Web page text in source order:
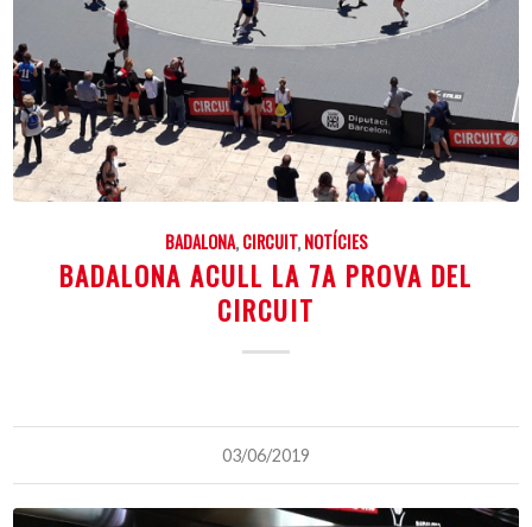
BADALONA,CIRCUIT,NOTÍCIES
BADALONA ACULL LA 7A PROVA DEL
CIRCUIT
03/06/2019